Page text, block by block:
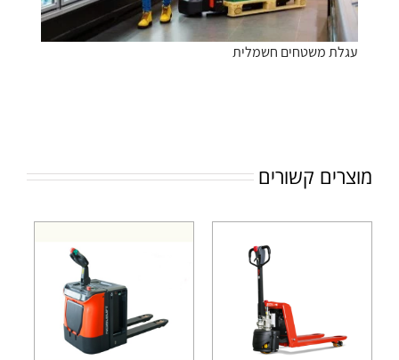
עגלת משטחים חשמלית
מוצרים קשורים